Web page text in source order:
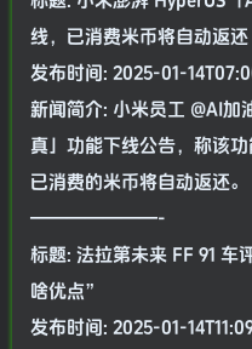
线，已消费米币将自动返还
发布时间: 2025-01-
新闻简介: 小米员工 @AI加
真」功能下线公告，称该
已消费的米币将自动返还。
———————-
标题: 法拉第未来 FF 91
啥优点”
发布时间: 2025-01-